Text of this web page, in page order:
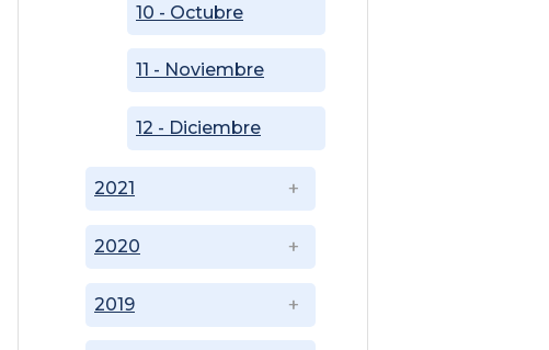
2019
2020
2021
10 - Octubre
11 - Noviembre
12 - Diciembre